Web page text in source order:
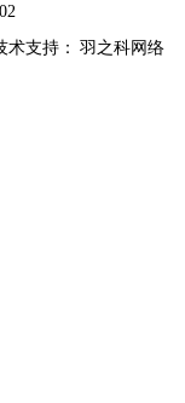
术支持： 羽之科网络